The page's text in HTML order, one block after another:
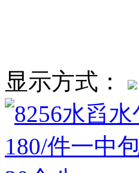
显示方式：